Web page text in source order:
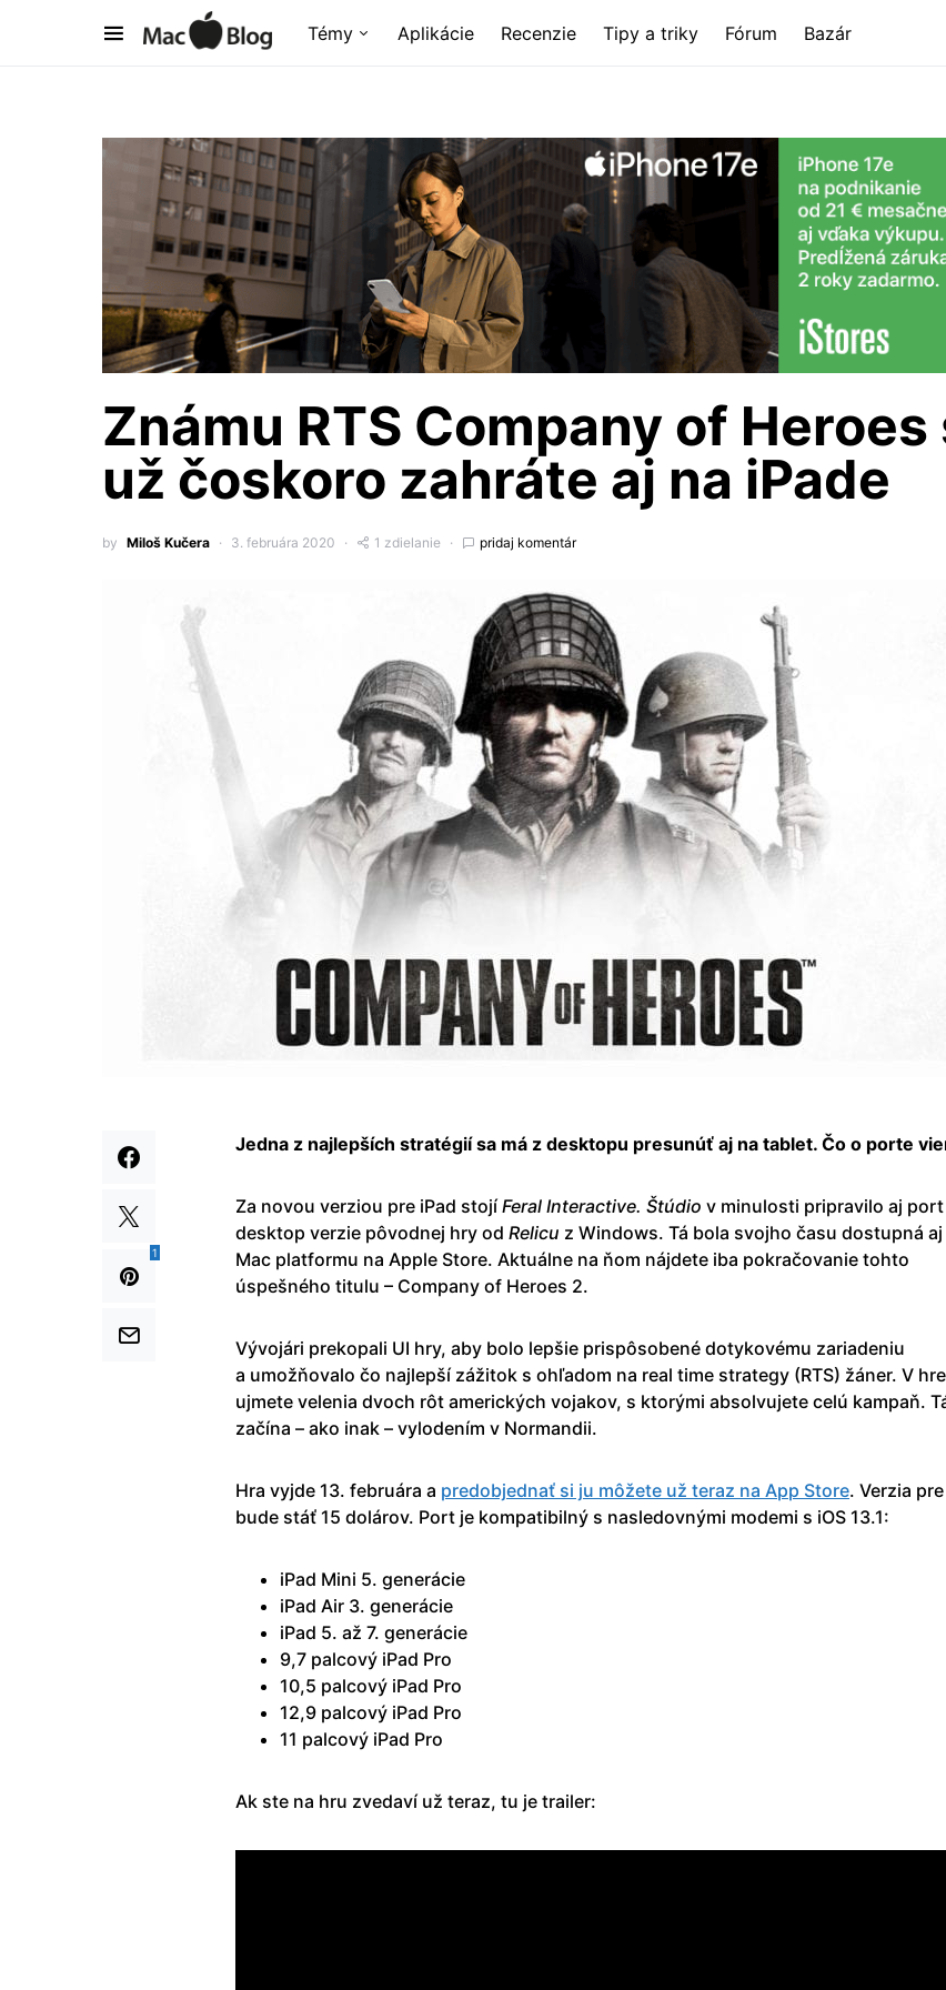
Témy Aplikácie Recenzie Tipy a triky Fórum Bazár
Známu RTS Company of Heroes
už čoskoro zahráte aj na iPade
by Miloš Kučera 3. februára 2020 1 zdielanie pridaj komentár
1
Jedna z najlepších stratégií sa má z desktopu presunúť aj na tablet. Čo o porte
Za novou verziou pre iPad stojíFeral Interactive. Štúdio v minulosti pripravilo aj port
desktop verzie pôvodnej hry od Relicu z Windows. Tá bola svojho času dostupná
Mac platformu na Apple Store. Aktuálne na ňom nájdete iba pokračovanie tohto
úspešného titulu – Company of Heroes 2.
Vývojári prekopali UI hry, aby bolo lepšie prispôsobené dotykovému zariadeniu
a umožňovalo čo najlepší zážitok s ohľadom na real time strategy (RTS) žáner. V
ujmete velenia dvoch rôt amerických vojakov, s ktorými absolvujete celú kampaň.
začína – ako inak – vylodením v Normandii.
Hra vyjde 13. februára a predobjednať si ju môžete už teraz na App Store. Verzia
bude stáť 15 dolárov. Port je kompatibilný s nasledovnými modemi s iOS 13.1:
iPad Mini 5. generácie
iPad Air 3. generácie
iPad 5. až 7. generácie
9,7 palcový iPad Pro
10,5 palcový iPad Pro
12,9 palcový iPad Pro
11 palcový iPad Pro
Ak ste na hru zvedaví už teraz, tu je trailer: